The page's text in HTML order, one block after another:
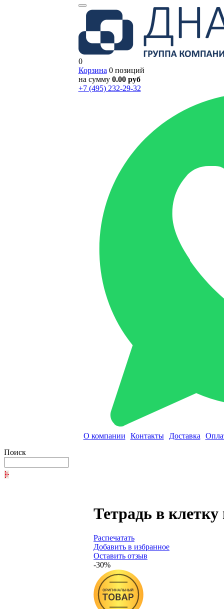
0
Корзина 0 позиций
на сумму 0.00 руб
+7 (495) 232-29-32
О компании Контакты Доставка
Поиск
Тетрадь в
Распечатать
Добавить в избранное
Оставить отзыв
-30%